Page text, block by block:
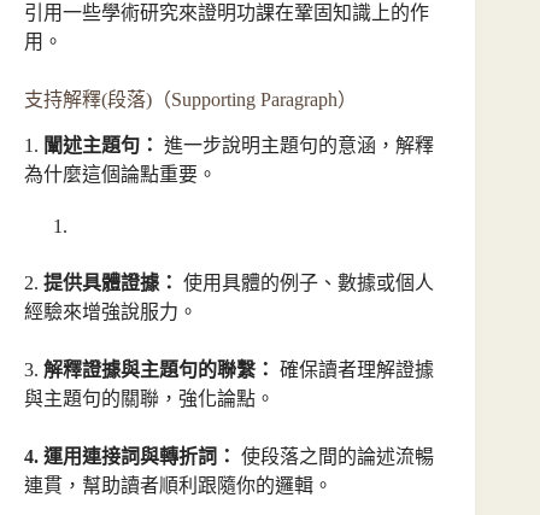
引用一些學術研究來證明功課在鞏固知識上的作
用。
支持解釋(段落)（Supporting Paragraph）
1. 闡述主題句： 進一步說明主題句的意涵，解釋
為什麼這個論點重要。
2. 提供具體證據： 使用具體的例子、數據或個人
經驗來增強說服力。
3. 解釋證據與主題句的聯繫： 確保讀者理解證據
與主題句的關聯，強化論點。
4. 運用連接詞與轉折詞： 使段落之間的論述流暢
連貫，幫助讀者順利跟隨你的邏輯。